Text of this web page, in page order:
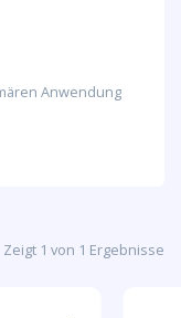
Anwendung
Zeigt 1 von 1 Ergebnisse